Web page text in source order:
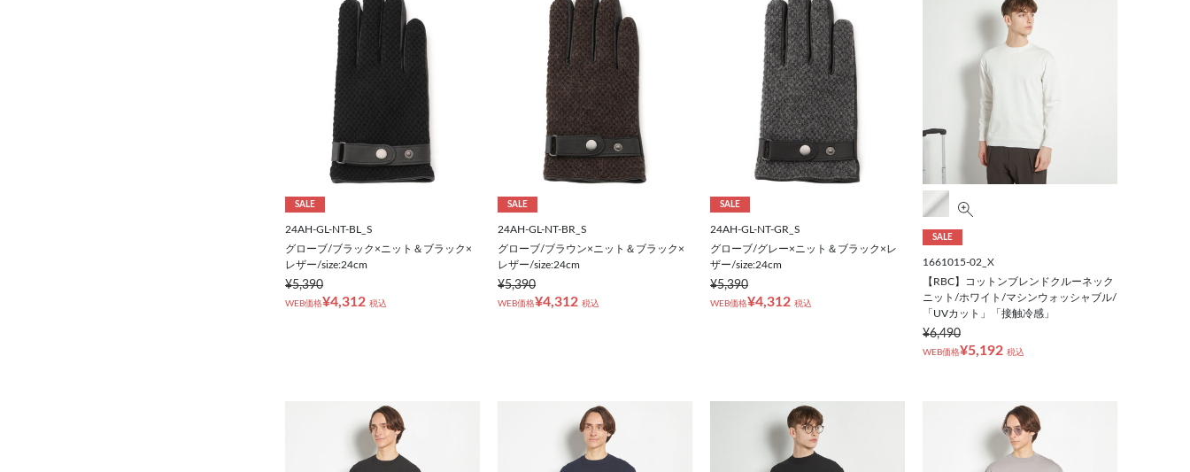
SALE
24AH-GL-NT-BL_S
グローブ/ブラック×ニット＆ブラック×
レザー/size:24cm
¥5,390
WEB価格¥4,312 税込
SALE
24AH-GL-NT-BR_S
グローブ/ブラウン×ニット＆ブラック×
レザー/size:24cm
¥5,390
WEB価格¥4,312 税込
SALE
24AH-GL-NT-GR_S
グローブ/グレー×ニット＆ブラック×レ
ザー/size:24cm
¥5,390
WEB価格¥4,312 税込
SALE
1661015-02_X
【RBC】コットンブレンドクルーネック
ニット/ホワイト/マシンウォッシャブル/
「UVカット」「接触冷感」
¥6,490
WEB価格¥5,192 税込